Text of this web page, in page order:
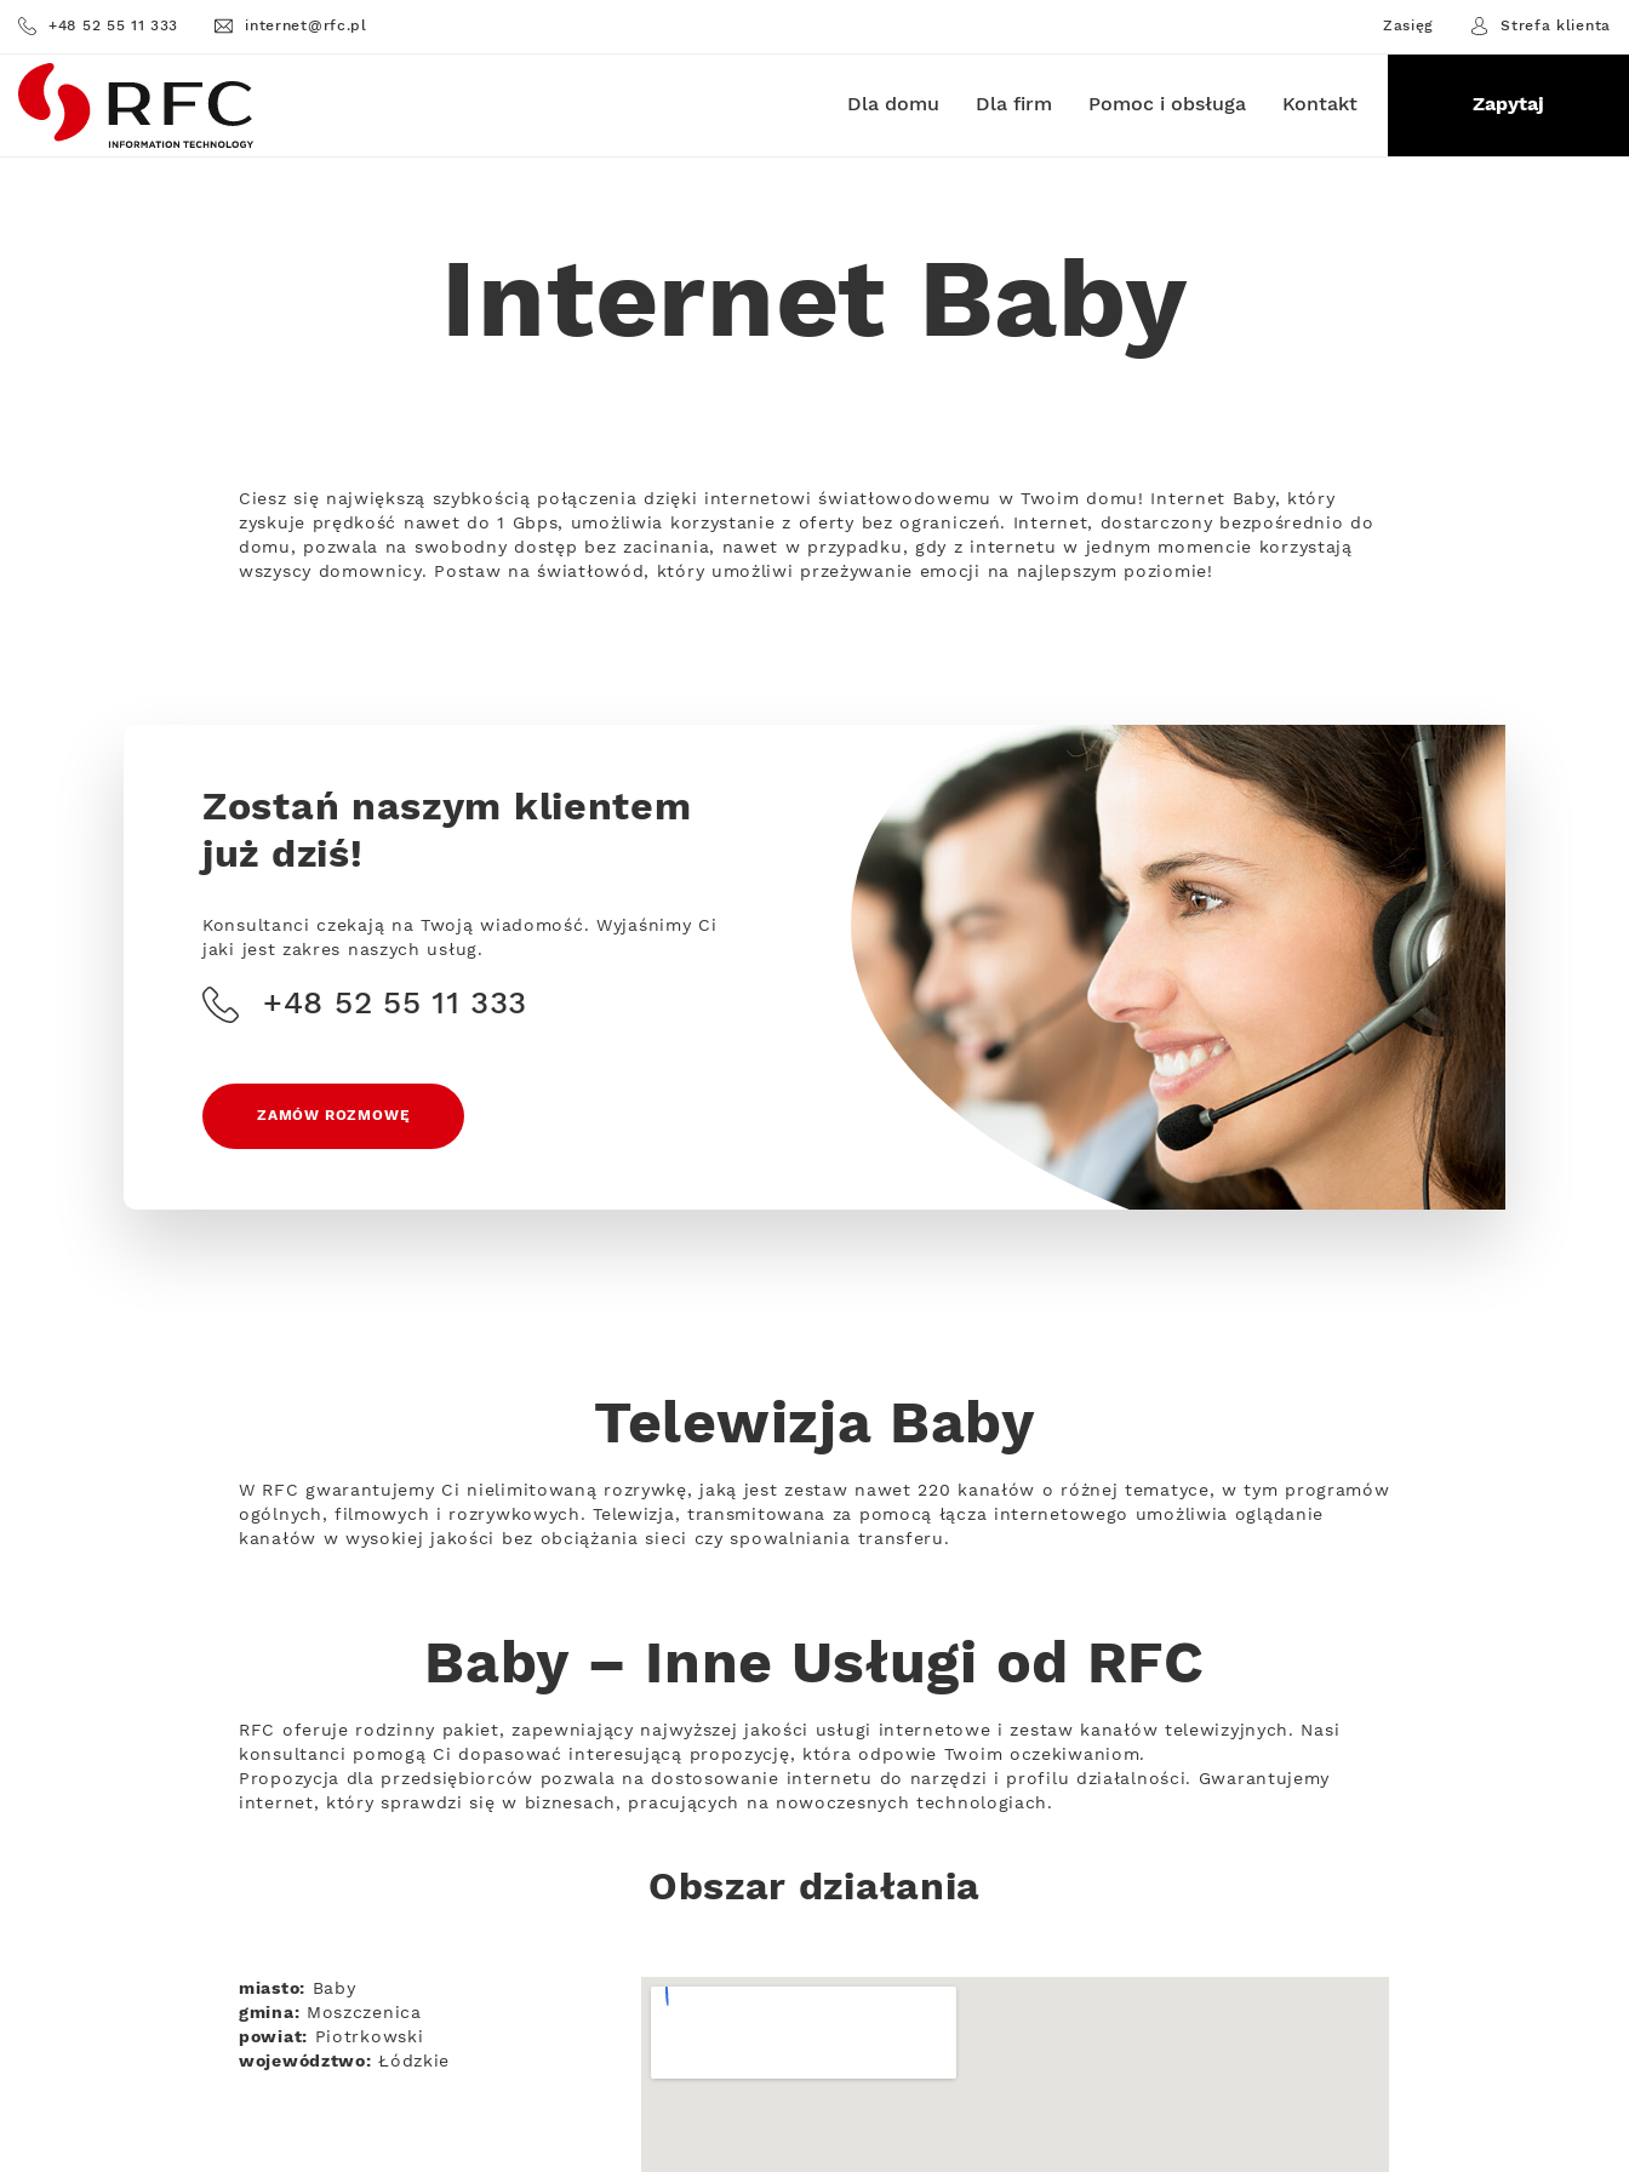
+48 52 55 11 333 internet@rfc.pl Zasięg Strefa klienta
RFC Dla domu Dla firm Pomoc i obsługa Kontakt Zapytaj
Internet Baby
Ciesz się największą szybkością połączenia dzięki internetowi światłowodowemu w Twoim domu! Internet Baby, który
zyskuje prędkość nawet do 1 Gbps, umożliwia korzystanie z oferty bez ograniczeń. Internet, dostarczony bezpośrednio do
domu, pozwala na swobodny dostęp bez zacinania, nawet w przypadku, gdy z internetu w jednym momencie korzystają
wszyscy domownicy. Postaw na światłowód, który umożliwi przeżywanie emocji na najlepszym poziomie!
Zostań naszym klientem
już dziś!
Konsultanci czekają na Twoją wiadomość. Wyjaśnimy Ci
jaki jest zakres naszych usług.
+48 52 55 11 333
ZAMÓW ROZMOWĘ
Telewizja Baby
W RFC gwarantujemy Ci nielimitowaną rozrywkę, jaką jest zestaw nawet 220 kanałów o różnej tematyce, w tym programów
ogólnych, filmowych i rozrywkowych. Telewizja, transmitowana za pomocą łącza internetowego umożliwia oglądanie
kanałów w wysokiej jakości bez obciążania sieci czy spowalniania transferu.
Baby – Inne Usługi od RFC
RFC oferuje rodzinny pakiet, zapewniający najwyższej jakości usługi internetowe i zestaw kanałów telewizyjnych. Nasi
konsultanci pomogą Ci dopasować interesującą propozycję, która odpowie Twoim oczekiwaniom.
Propozycja dla przedsiębiorców pozwala na dostosowanie internetu do narzędzi i profilu działalności. Gwarantujemy
internet, który sprawdzi się w biznesach, pracujących na nowoczesnych technologiach.
Obszar działania
miasto: Baby
gmina: Moszczenica
powiat: Piotrkowski
województwo: Łódzkie